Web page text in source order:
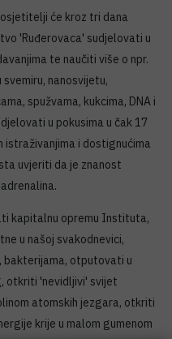
će kroz tri dana
'Ruđerovaca' sudjelovati u
te naučiti više o npr.
nanosvijetu,
spužvama, kukcima, DNA i
u pokusima u čak 17
istraživanjima i dostignućima
uvjeriti da je znanost
kapitalnu opremu Instituta,
u našoj svakodnevici,
bakterijama, otputovati u
otkriti 'nevidljivi' svijet
atomskih jezgara, otkriti
krije u malom gumenom